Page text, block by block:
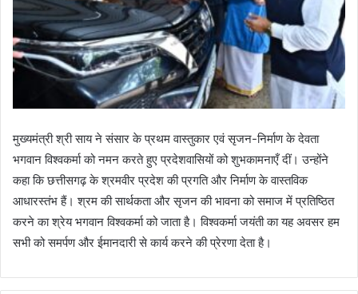
मुख्यमंत्री श्री साय ने संसार के प्रथम वास्तुकार एवं सृजन-निर्माण के देवता
भगवान विश्वकर्मा को नमन करते हुए प्रदेशवासियों को शुभकामनाएँ दीं। उन्होंने
कहा कि छत्तीसगढ़ के श्रमवीर प्रदेश की प्रगति और निर्माण के वास्तविक
आधारस्तंभ हैं। श्रम की सार्थकता और सृजन की भावना को समाज में प्रतिष्ठित
करने का श्रेय भगवान विश्वकर्मा को जाता है। विश्वकर्मा जयंती का यह अवसर हम
सभी को समर्पण और ईमानदारी से कार्य करने की प्रेरणा देता है।